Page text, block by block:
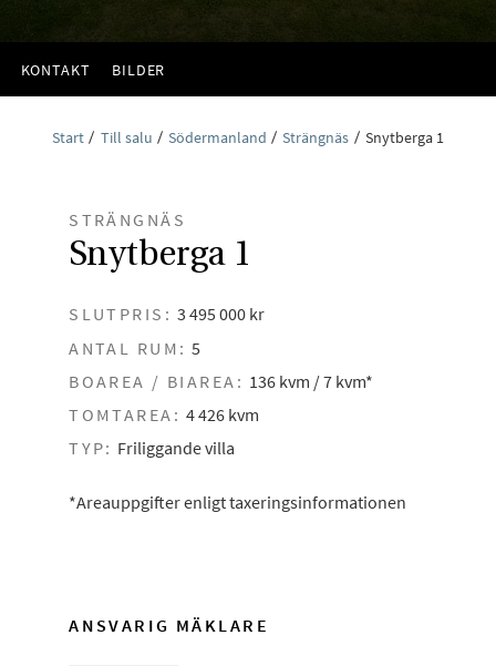
KONTAKT BILDER
Start Till salu Södermanland Strängnäs Snytberga 1
STRÄNGNÄS
Snytberga 1
SLUTPRIS: 3 495 000 kr
ANTAL RUM: 5
BOAREA / BIAREA: 136 kvm / 7 kvm*
TOMTAREA: 4 426 kvm
TYP: Friliggande villa
*Areauppgifter enligt taxeringsinformationen
ANSVARIG MÄKLARE